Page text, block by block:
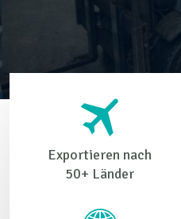
Exportieren nach
50+ Länder